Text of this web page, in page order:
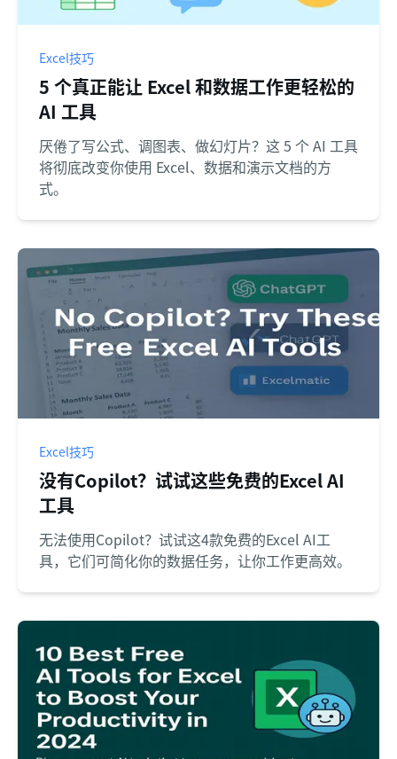
Excel技巧
5 个真正能让 Excel 和数据工作更轻松的
AI 工具
厌倦了写公式、调图表、做幻灯片？这 5 个 AI 工具
将彻底改变你使用 Excel、数据和演示文档的方
式。
Excel技巧
没有Copilot？试试这些免费的Excel AI
工具
无法使用Copilot？试试这4款免费的Excel AI工
具，它们可简化你的数据任务，让你工作更高效。